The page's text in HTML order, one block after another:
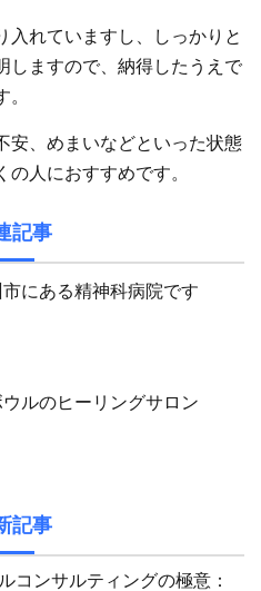
入れていますし、しっかりと
しますので、納得したうえで
安、めまいなどといった状態
の人におすすめです。
記事
にある精神科病院です
ルのヒーリングサロン
記事
コンサルティングの極意：